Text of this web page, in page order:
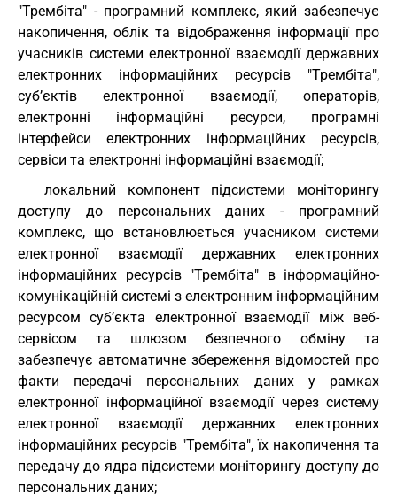
"Трембіта" - програмний комплекс, який забезпечує
накопичення, облік та відображення інформації про
учасників системи електронної взаємодії державних
електронних інформаційних ресурсів "Трембіта",
суб’єктів електронної взаємодії, операторів,
електронні інформаційні ресурси, програмні
інтерфейси електронних інформаційних ресурсів,
сервіси та електронні інформаційні взаємодії;
локальний компонент підсистеми моніторингу
доступу до персональних даних - програмний
комплекс, що встановлюється учасником системи
електронної взаємодії державних електронних
інформаційних ресурсів "Трембіта" в інформаційно-
комунікаційній системі з електронним інформаційним
ресурсом суб’єкта електронної взаємодії між веб-
сервісом та шлюзом безпечного обміну та
забезпечує автоматичне збереження відомостей про
факти передачі персональних даних у рамках
електронної інформаційної взаємодії через систему
електронної взаємодії державних електронних
інформаційних ресурсів "Трембіта", їх накопичення та
передачу до ядра підсистеми моніторингу доступу до
персональних даних;